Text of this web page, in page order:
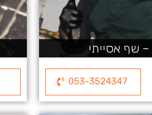
שף אסייתי
053-3524347